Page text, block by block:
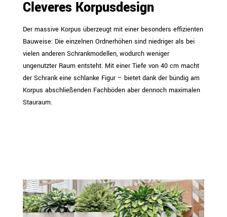
Cleveres Korpusdesign
Der massive Korpus überzeugt mit einer besonders effizienten
Bauweise: Die einzelnen Ordnerhöhen sind niedriger als bei
vielen anderen Schrankmodellen, wodurch weniger
ungenutzter Raum entsteht. Mit einer Tiefe von 40 cm macht
der Schrank eine schlanke Figur – bietet dank der bündig am
Korpus abschließenden Fachböden aber dennoch maximalen
Stauraum.